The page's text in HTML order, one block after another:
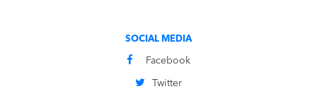
SOCIAL MEDIA
Facebook
Twitter